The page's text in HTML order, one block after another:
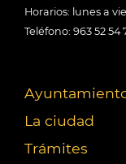
Horarios: lunes a
Teléfono: 963 52 54
La ciudad
Trámites